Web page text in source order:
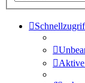
Aktive